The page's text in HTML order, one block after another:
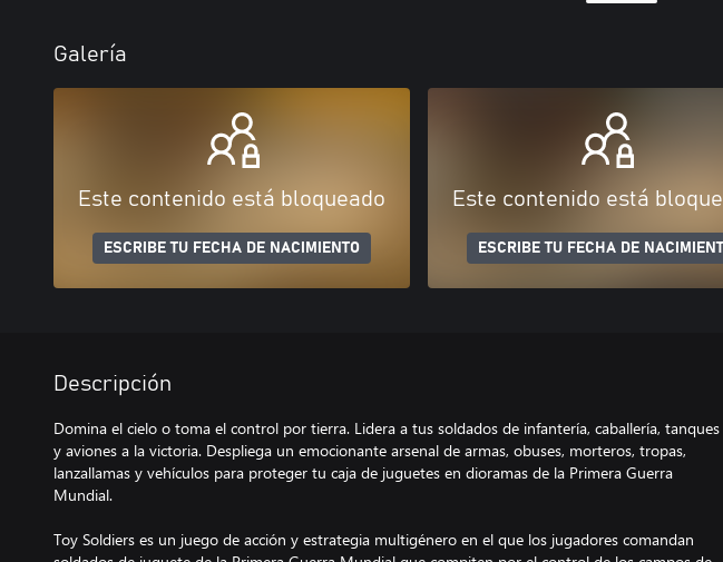
Galería
Este contenido está bloqueado
ESCRIBE TU FECHA DE NACIMIENTO
Este contenido está
ESCRIBE TU FECHA DE
Descripción
Domina el cielo o toma el control por tierra. Lidera a tus soldados de infantería, caballería, tanques
y aviones a la victoria. Despliega un emocionante arsenal de armas, obuses, morteros, tropas,
lanzallamas y vehículos para proteger tu caja de juguetes en dioramas de la Primera Guerra
Mundial.
Toy Soldiers es un juego de acción y estrategia multigénero en el que los jugadores comandan